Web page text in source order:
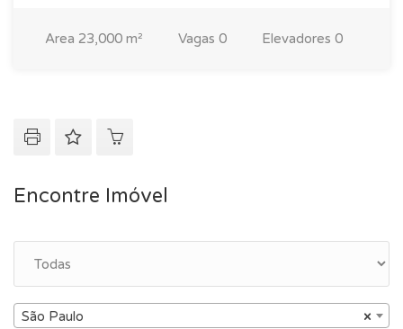
Area 23,000 m² Vagas 0 Elevadores 0
Encontre Imóvel
×
São Paulo